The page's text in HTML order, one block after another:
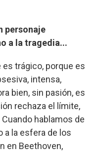
personaje
a la tragedia...
trágico, porque es
intensa,
bien, sin pasión, es
rechaza el límite,
hablamos de
a la esfera de los
en Beethoven,